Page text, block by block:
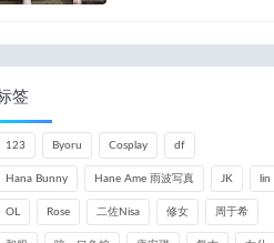
签
123 Byoru Cosplay df
Hana Bunny Hane Ame 雨波写真 JK lin
OL Rose 二佐Nisa 修女 周于希